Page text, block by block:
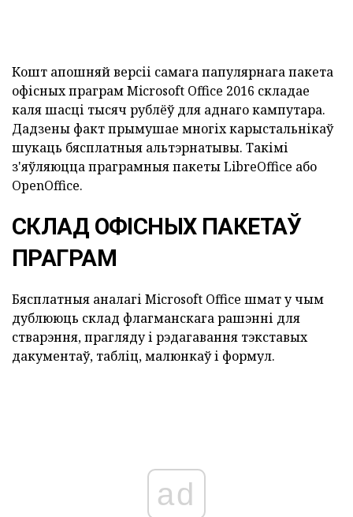
Кошт апошняй версіі самага папулярнага пакета
офісных праграм Microsoft Office 2016 складае
каля шасці тысяч рублёў для аднаго кампутара.
Дадзены факт прымушае многіх карыстальнікаў
шукаць бясплатныя альтэрнатывы. Такімі
з'яўляюцца праграмныя пакеты LibreOffice або
OpenOffice.
СКЛАД ОФІСНЫХ ПАКЕТАЎ
ПРАГРАМ
Бясплатныя аналагі Microsoft Office шмат у чым
дублююць склад флагманскага рашэнні для
стварэння, прагляду і рэдагавання тэкставых
дакументаў, табліц, малюнкаў і формул.
ad